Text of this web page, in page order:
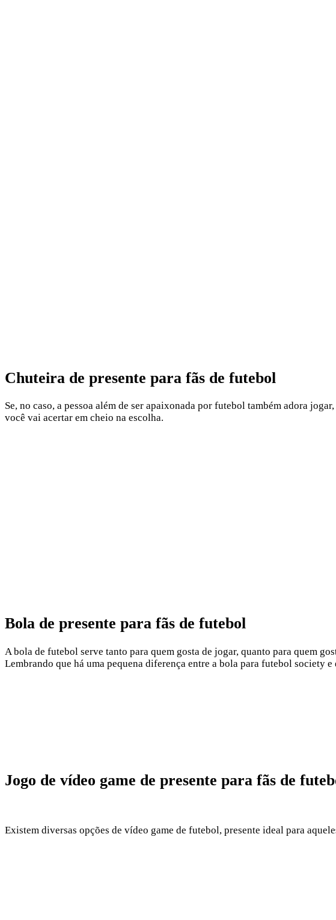
Chuteira de presente para fãs de futebol
Se, no caso, a pessoa além de ser apaixonada por futebol também adora
você vai acertar em cheio na escolha.
Bola de presente para fãs de futebol
A bola de futebol serve tanto para quem gosta de jogar, quanto para quem
Lembrando que há uma pequena diferença entre a bola para futebol society e
Jogo de vídeo game de presente para fãs de
Existem diversas opções de vídeo game de futebol, presente ideal para